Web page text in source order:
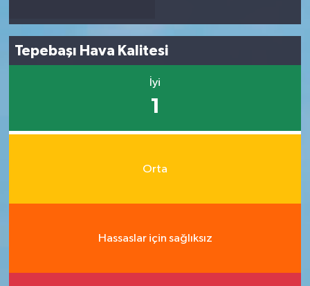
Tepebaşı Hava Kalitesi
İyi
1
Orta
Hassaslar için sağlıksız